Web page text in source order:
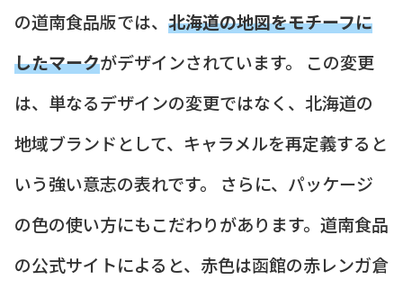
の道南食品版では、 北海道の地図をモチーフに
したマークがデザインされています。 この変更
は、単なるデザインの変更ではなく、北海道の
地域ブランドとして、キャラメルを再定義すると
いう強い意志の表れです。 さらに、パッケージ
の色の使い方にもこだわりがあります。道南食品
の公式サイトによると、赤色は函館の赤レンガ倉